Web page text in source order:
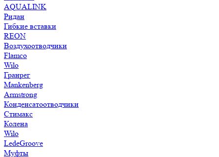
AQUALINK
Ридан
Гибкие вставки
REON
Воздухоотводчики
Flamco
Wilo
Гранрег
Mankenberg
Armstrong
Конденсатоотводчики
Стимакс
Колена
Wilo
LedeGroove
Муфты